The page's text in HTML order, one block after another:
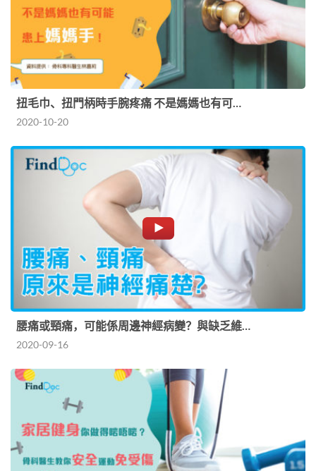
扭毛巾、扭門柄時手腕疼痛 不是媽媽也有可…
2020-10-20
腰痛或頸痛，可能係周邊神經病變？與缺乏維…
2020-09-16